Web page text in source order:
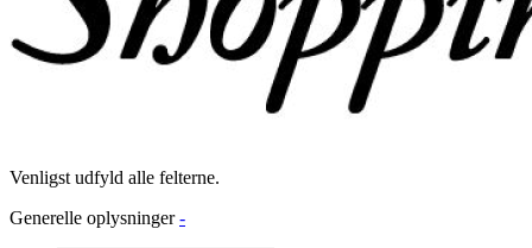
Venligst udfyld alle felterne.
Generelle oplysninger -